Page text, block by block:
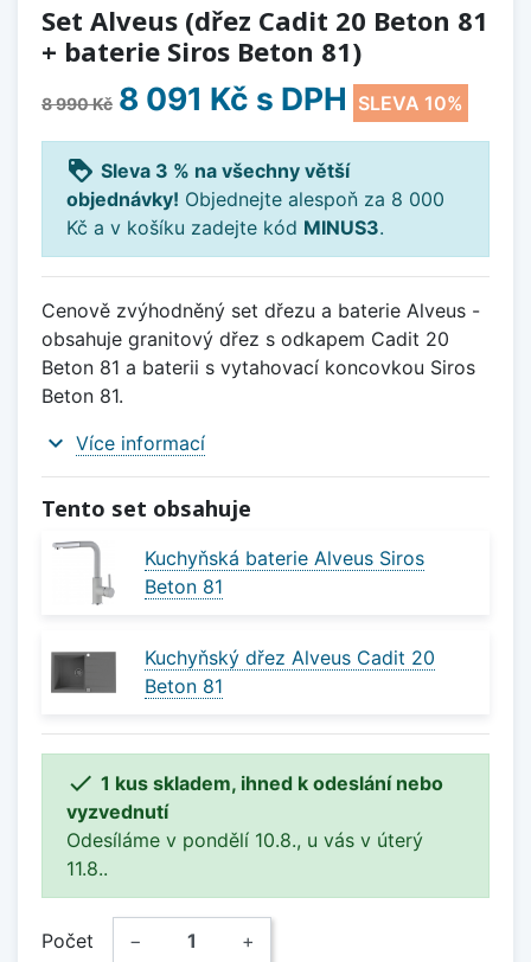
Set Alveus (dřez Cadit 20 Beton 81
+ baterie Siros Beton 81)
8 990 Kč 8 091 Kč s DPH SLEVA 10%
loyalty Sleva 3 % na všechny větší
objednávky! Objednejte alespoň za 8 000
Kč a v košíku zadejte kód MINUS3.
Cenově zvýhodněný set dřezu a baterie Alveus -
obsahuje granitový dřez s odkapem Cadit 20
Beton 81 a baterii s vytahovací koncovkou Siros
Beton 81.
expand_more Více informací
Tento set obsahuje
Kuchyňská baterie Alveus Siros
Beton 81
Kuchyňský dřez Alveus Cadit 20
Beton 81
 1 kus skladem, ihned k odeslání nebo
vyzvednutí
Odesíláme v pondělí 10.8., u vás v úterý
11.8..
Počet − +